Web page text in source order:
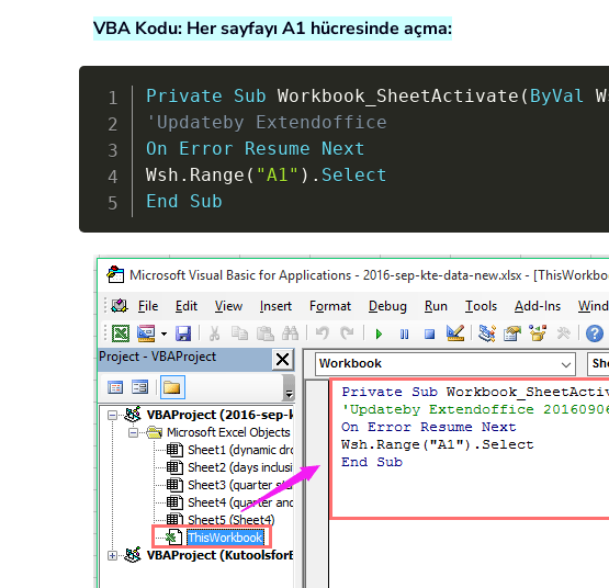
VBA Kodu: Her sayfayı A1 hücresinde açma:
Private Sub Workbook_SheetActivate ( ByVal
'Updateby Extendoffice
On
Error Resume
Next
Wsh . Range ( "A1" ) . Select
End
Sub